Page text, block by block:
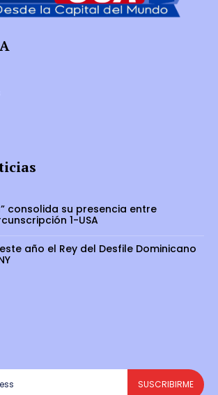
consolida su presencia entre
1-USA
año el Rey del Desfile Dominicano
SUSCRIBIRME